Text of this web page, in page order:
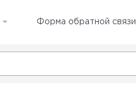
Форма обратной связи